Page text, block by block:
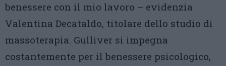
benessere con il mio lavoro – evidenzia
Valentina Decataldo, titolare dello studio di
massoterapia. Gulliver si impegna
costantemente per il benessere psicologico,